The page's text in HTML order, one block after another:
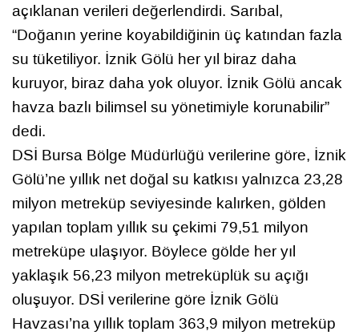
açıklanan verileri değerlendirdi. Sarıbal,
“Doğanın yerine koyabildiğinin üç katından fazla
su tüketiliyor. İznik Gölü her yıl biraz daha
kuruyor, biraz daha yok oluyor. İznik Gölü ancak
havza bazlı bilimsel su yönetimiyle korunabilir”
dedi.
DSİ Bursa Bölge Müdürlüğü verilerine göre, İznik
Gölü’ne yıllık net doğal su katkısı yalnızca 23,28
milyon metreküp seviyesinde kalırken, gölden
yapılan toplam yıllık su çekimi 79,51 milyon
metreküpe ulaşıyor. Böylece gölde her yıl
yaklaşık 56,23 milyon metreküplük su açığı
oluşuyor. DSİ verilerine göre İznik Gölü
Havzası’na yıllık toplam 363,9 milyon metreküp